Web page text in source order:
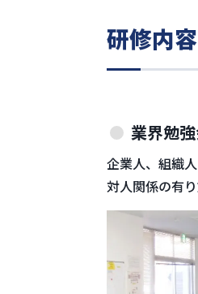
研修内
業界勉
企業人、組織
対人関係の有